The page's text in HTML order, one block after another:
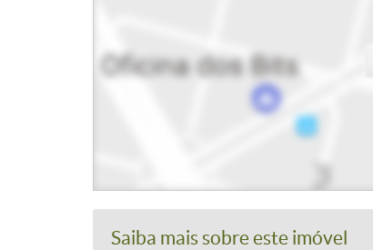
Saiba mais sobre este imóvel